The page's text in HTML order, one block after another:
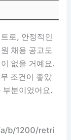
로, 안정적인
채용 공고도
없을 거예요.
조건이 좋았
부분이었어요.
b/1200/retri